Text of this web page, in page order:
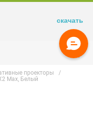
проекторы
Max, Белый
скачать